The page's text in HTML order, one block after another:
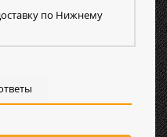
по Нижнему